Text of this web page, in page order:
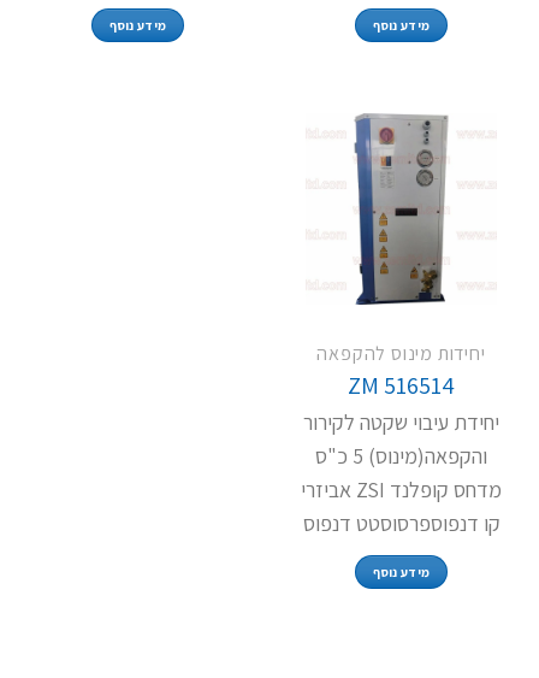
מידע נוסף מידע נוסף
יחידות מינוס להקפאה
ZM 516514
יחידת עיבוי שקטה לקירור
והקפאה(מינוס) 5 כ"ס
מדחס קופלנד ZSI אביזרי
קו דנפוספרסוסטט דנפוס
מידע נוסף